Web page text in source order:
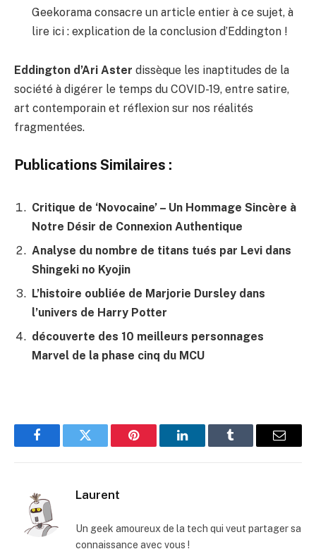
Geekorama consacre un article entier à ce sujet, à
lire ici : explication de la conclusion d’Eddington !
Eddington d’Ari Aster dissèque les inaptitudes de la
société à digérer le temps du COVID-19, entre satire,
art contemporain et réflexion sur nos réalités
fragmentées.
Publications Similaires :
Critique de ‘Novocaine’ – Un Hommage Sincère à
Notre Désir de Connexion Authentique
Analyse du nombre de titans tués par Levi dans
Shingeki no Kyojin
L’histoire oubliée de Marjorie Dursley dans
l’univers de Harry Potter
découverte des 10 meilleurs personnages
Marvel de la phase cinq du MCU
FacebookTwitter Pinterest LinkedInTumblr
E-
Laurent
Un geek amoureux de la tech qui veut partager sa
connaissance avec vous !